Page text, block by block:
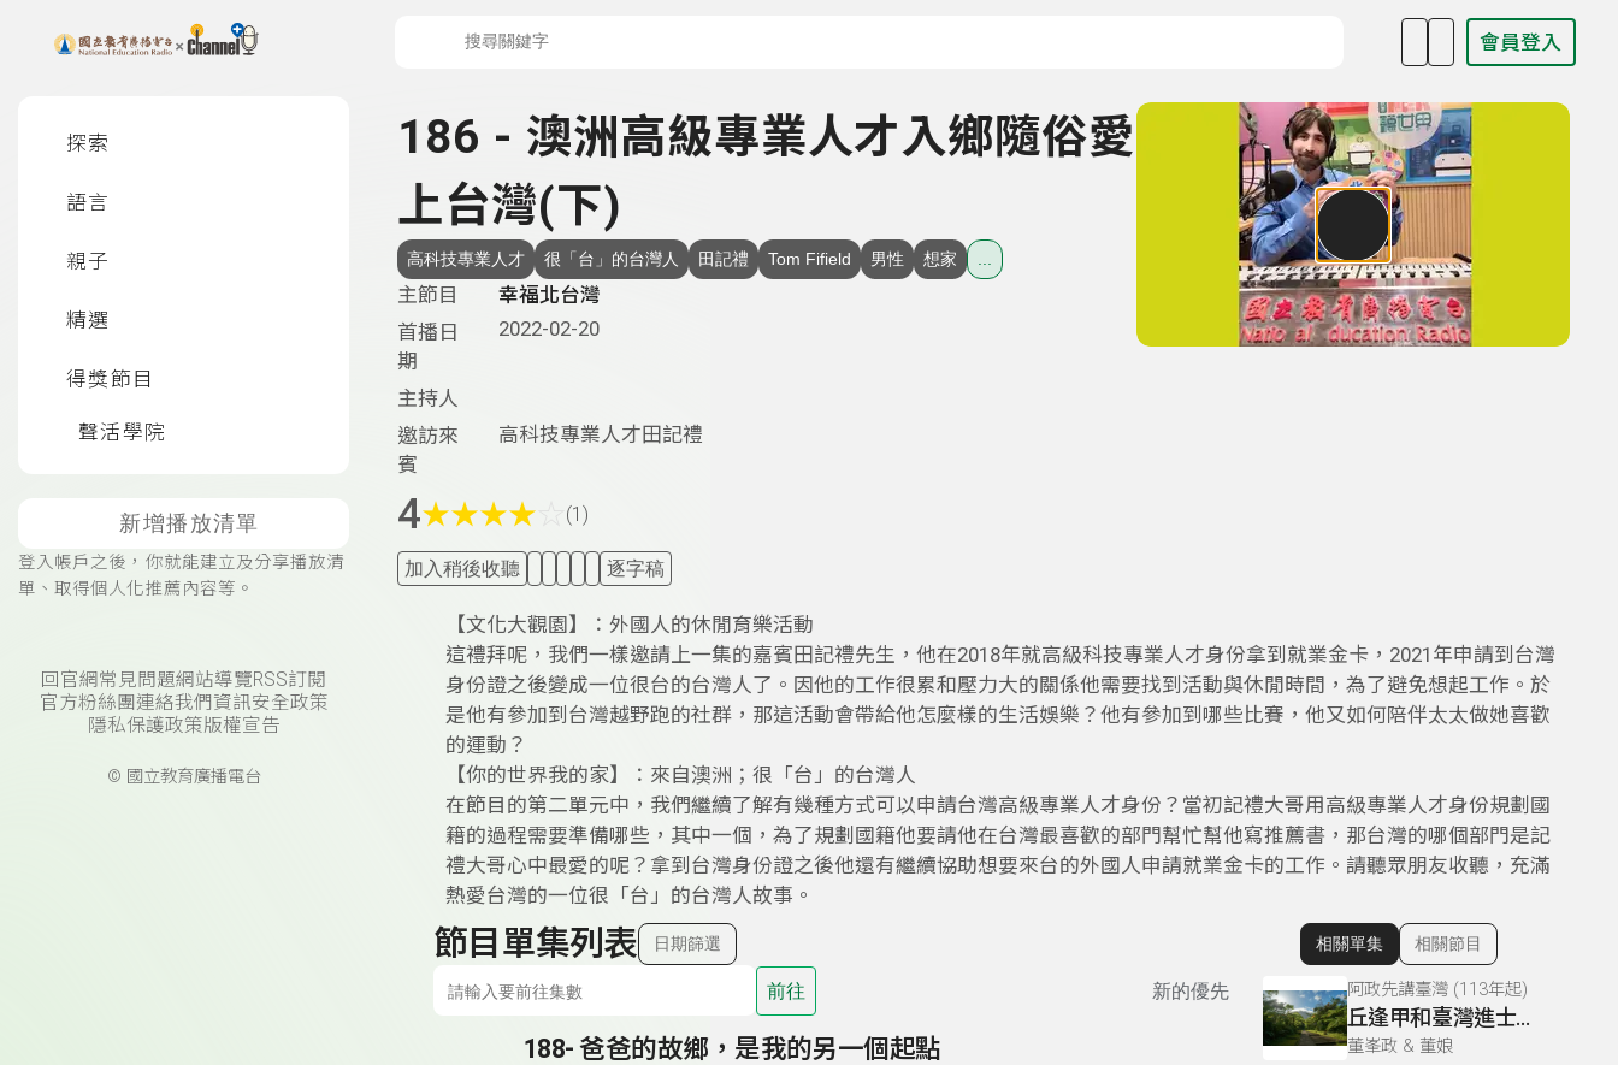
上方功能區塊 會員登入
探索
語言
親子
精選
得獎節目
聲活學院
新增播放清單
登入帳戶之後，你就能建立及分享播放清
單、取得個人化推薦內容等。
回官網常見問題網站導覽RSS訂閱
官方粉絲團連絡我們 資訊安全政策
隱私保護政策版權宣告
© 國立教育廣播電台
186 - 澳洲高級專業人才入鄉隨俗愛
上台灣(下)
高科技專業人才 很「台」的台灣人 田記禮 Tom Fifield 男性 想家
主節目
幸福北台灣
首播日
期
2022-02-20
主持人
邀訪來
賓
高科技專業人才田記禮
4★★★★ (1)
加入稍後收聽 逐字稿
【文化大觀園】：外國人的休閒育樂活動
這禮拜呢，我們一樣邀請上一集的嘉賓田記禮先生，他在2018年就高級科技專業人才身份拿到就業金卡，2021年申請到台灣
身份證之後變成一位很台的台灣人了。因他的工作很累和壓力大的關係他需要找到活動與休閒時間，為了避免想起工作。於
是他有參加到台灣越野跑的社群，那這活動會帶給他怎麼樣的生活娛樂？他有參加到哪些比賽，他又如何陪伴太太做她喜歡
的運動？
【你的世界我的家】：來自澳洲；很「台」的台灣人
在節目的第二單元中，我們繼續了解有幾種方式可以申請台灣高級專業人才身份？當初記禮大哥用高級專業人才身份規劃國
籍的過程需要準備哪些，其中一個，為了規劃國籍他要請他在台灣最喜歡的部門幫忙幫他寫推薦書，那台灣的哪個部門是記
禮大哥心中最愛的呢？拿到台灣身份證之後他還有繼續協助想要來台的外國人申請就業金卡的工作。請聽眾朋友收聽，充滿
熱愛台灣的一位很「台」的台灣人故事。
節目單集列表 日期篩選
前往 新的優先
188- 爸爸的故鄉，是我的另一個起點
顯示相關單集
相關單集 相關節目
阿政先講臺灣 (113年起)
丘逢甲和臺灣進士03
董峯政 & 董娘